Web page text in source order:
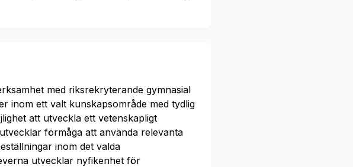
med riksrekryterande gymnasial
inom ett valt kunskapsområde med tydlig
att utveckla ett vetenskapligt
förmåga att använda relevanta
inom det valda
utvecklar nyfikenhet för